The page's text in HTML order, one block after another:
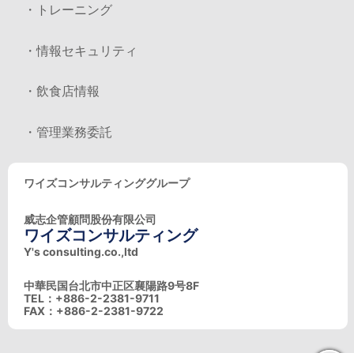
・トレーニング
・情報セキュリティ
・飲食店情報
・管理業務委託
ワイズコンサルティンググループ
威志企管顧問股份有限公司
ワイズコンサルティング
Y's consulting.co.,ltd
中華民国台北市中正区襄陽路9号8F
TEL：+886-2-2381-9711
FAX：+886-2-2381-9722